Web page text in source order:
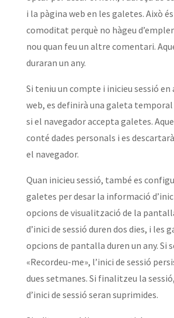
i la pàgina web en les galetes. Això
comoditat perquè no hàgeu
nou quan feu un altre comentari.
duraran un any.
Si teniu un compte i inicieu sessió en
web, es definirà una galeta
si el navegador accepta galetes.
conté dades personals i es
el navegador.
Quan inicieu sessió, també es
galetes per desar la informació
opcions de visualització de la
d’inici de sessió duren dos dies, i les
opcions de pantalla duren un any. Si
«Recordeu-me», l’inici de sessió
dues setmanes. Si finalitzeu la
d’inici de sessió seran suprimides.